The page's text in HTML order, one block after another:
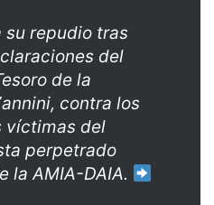
su repudio tras
del
de la
contra los
víctimas del
perpetrado
la AMIA-DAIA.